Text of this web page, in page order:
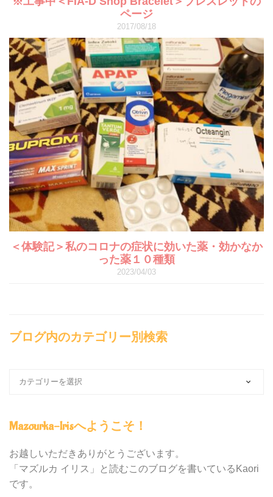
ページ
2017/08/18
＜体験記＞私のコロナの症状に効いた薬・効かなか
った薬１０種類
2023/04/03
ブログ内のカテゴリー別検索
の
テ
ゴ
ー
Mazourka-Irisへようこそ！
お越しいただきありがとうございます。
「マズルカ イリス」と読むこのブログを書いているKaori
です。